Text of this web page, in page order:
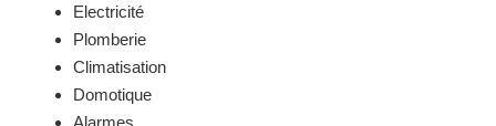
Electricité
Plomberie
Climatisation
Domotique
Alarmes